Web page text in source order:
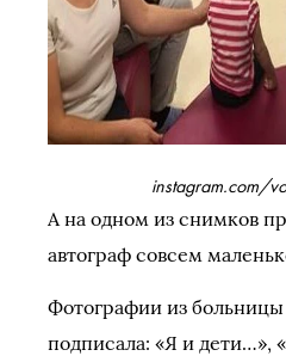
instagram.com/
А на одном из снимков
автограф совсем
Фотографии из
подписала: «Я и дети…»,